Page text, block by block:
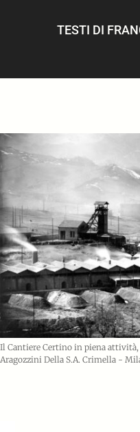
TESTI DI
Il Cantiere Certino in piena attività,
Aragozzini Della S.A. Crimella -